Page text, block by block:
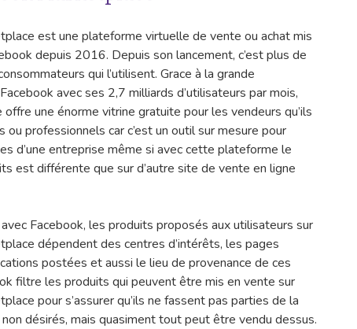
est une plateforme virtuelle de vente ou achat mis
depuis 2016. Depuis son lancement, c’est plus de
qui l’utilisent. Grace à la grande
avec ses 2,7 milliards d’utilisateurs par mois,
une énorme vitrine gratuite pour les vendeurs qu’ils
ou professionnels car c’est un outil sur mesure pour
d’une entreprise même si avec cette plateforme le
est différente que sur d’autre site de vente en ligne
Facebook, les produits proposés aux utilisateurs sur
dépendent des centres d’intérêts, les pages
postées et aussi le lieu de provenance de ces
filtre les produits qui peuvent être mis en vente sur
pour s’assurer qu’ils ne fassent pas parties de la
désirés, mais quasiment tout peut être vendu dessus.